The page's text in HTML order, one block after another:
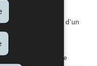
des charges et d’un
par le pouvoir
plans ou
dans l’avis de